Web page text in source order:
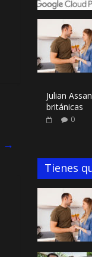
→
Julian
británicas
0
Tienes